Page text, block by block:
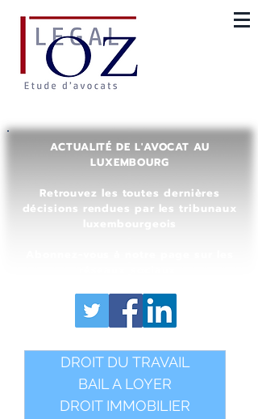
ACTUALITÉ DE L'AVOCAT AU
LUXEMBOURG
Retrouvez les toutes dernières
décisions rendues par les tribunaux
DROIT DU TRAVAIL
BAIL A LOYER
DROIT IMMOBILIER